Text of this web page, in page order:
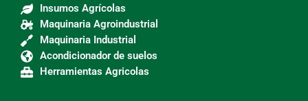
Insumos Agrícolas
Maquinaria Agroindustrial
Maquinaria Industrial
Acondicionador de suelos
Herramientas Agricolas